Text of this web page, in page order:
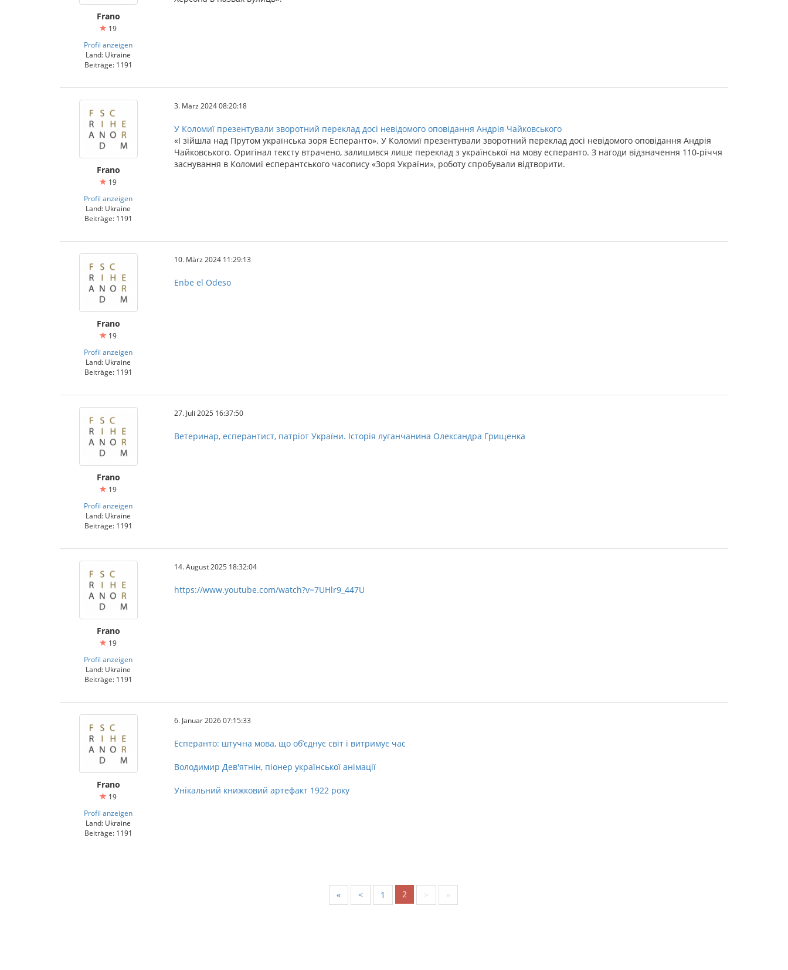
Frano
19
Profil anzeigen
Land: Ukraine
Beiträge: 1191
Frano
19
Profil anzeigen
Land: Ukraine
Beiträge: 1191
3. März 2024 08:20:18
У Коломиї презентували зворотний переклад досі невідомого оповідання Андрія Чайковського
«І зійшла над Прутом українська зоря Есперанто». У Коломиї презентували зворотний переклад досі невідомого оповідання Андрія
Чайковського. Оригінал тексту втрачено, залишився лише переклад з української на мову есперанто. З нагоди відзначення 110-річчя
заснування в Коломиї есперантського часопису «Зоря України», роботу спробували відтворити.
Frano
19
Profil anzeigen
Land: Ukraine
Beiträge: 1191
10. März 2024 11:29:13
Enbe el Odeso
Frano
19
Profil anzeigen
Land: Ukraine
Beiträge: 1191
27. Juli 2025 16:37:50
Ветеринар, есперантист, патріот України. Історія луганчанина Олександра Грищенка
Frano
19
Profil anzeigen
Land: Ukraine
Beiträge: 1191
14. August 2025 18:32:04
https://www.youtube.com/watch?v=7UHlr9_447U
Frano
19
Profil anzeigen
Land: Ukraine
Beiträge: 1191
6. Januar 2026 07:15:33
Есперанто: штучна мова, що об’єднує світ і витримує час
Володимир Дев'ятнін, піонер української анімації
Унікальний книжковий артефакт 1922 року
« < 1 2 > »